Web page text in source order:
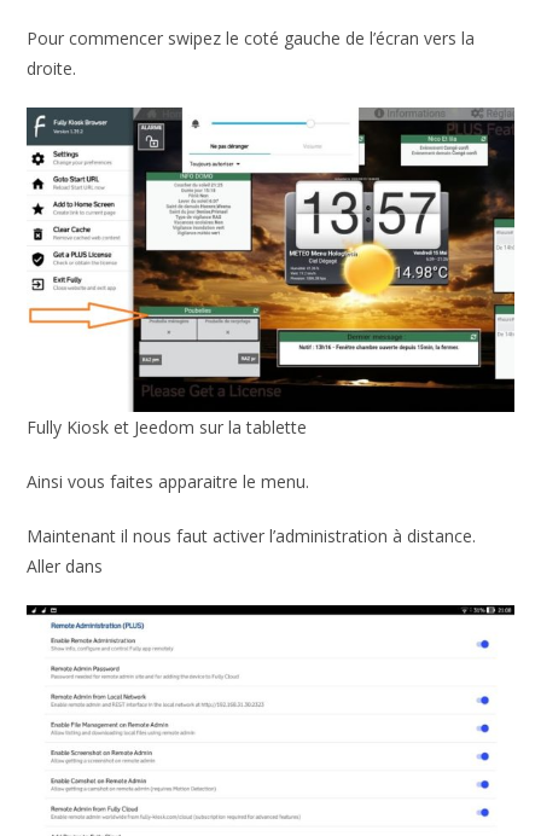
Pour commencer swipez le coté gauche de l’écran vers la
droite.
Fully Kiosk et Jeedom sur la tablette
Ainsi vous faites apparaitre le menu.
Maintenant il nous faut activer l’administration à distance.
Aller dans